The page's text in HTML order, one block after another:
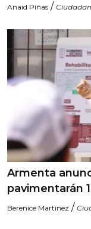
Anaid Piñas /
Armenta
pavimentarán
Berenice Martinez /